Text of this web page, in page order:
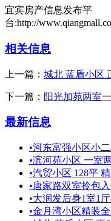
宜宾房产信息发布平
台:http://
相关信息
上一篇： 城北 蓝盾小区
下一篇： 阳光加苑两室
最新信息
•河东富强小区小
•滨河苑小区 一室
•汽贸小区 128平
•唐家路双室拎包
•大润发后身1室1
•金月湾小区精装